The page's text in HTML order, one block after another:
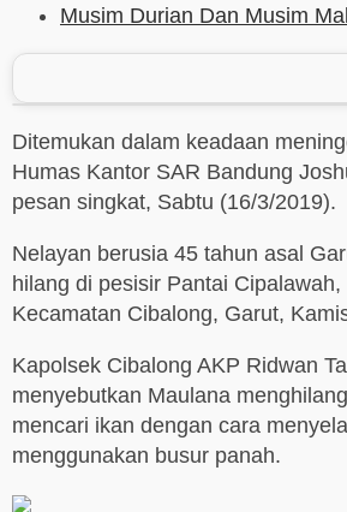
Musim Durian Dan Musim
Ditemukan dalam keadaan
Humas Kantor SAR Bandung
pesan singkat, Sabtu (16/3/2019).
Nelayan berusia 45 tahun asal
hilang di pesisir Pantai
Kecamatan Cibalong, Garut,
Kapolsek Cibalong AKP Ridwan
menyebutkan Maulana
mencari ikan dengan cara
menggunakan busur panah.